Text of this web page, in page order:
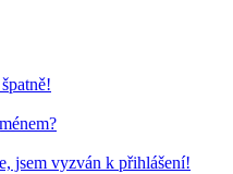
jsem vyzván k přihlášení!